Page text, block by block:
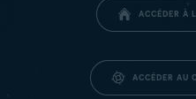
ACCÉDER À
ACCÉDER AU